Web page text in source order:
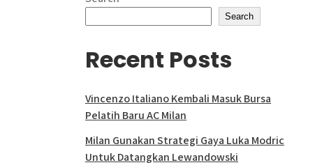
Search
Recent Posts
Vincenzo Italiano Kembali Masuk Bursa
Pelatih Baru AC Milan
Milan Gunakan Strategi Gaya Luka Modric
Untuk Datangkan Lewandowski